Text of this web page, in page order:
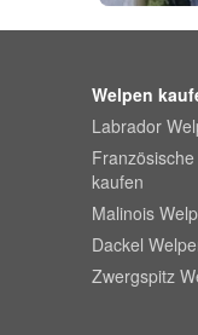
Welpen
Labrador
kaufen
Malinois
Dackel
Zwergspitz